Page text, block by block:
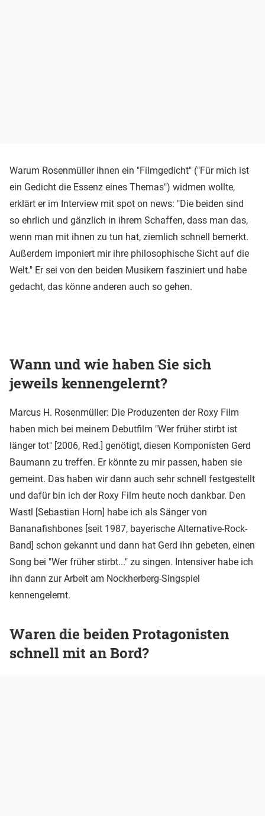
Warum Rosenmüller ihnen ein "Filmgedicht" ("Für mich ist
ein Gedicht die Essenz eines Themas") widmen wollte,
erklärt er im Interview mit spot on news: "Die beiden sind
so ehrlich und gänzlich in ihrem Schaffen, dass man das,
wenn man mit ihnen zu tun hat, ziemlich schnell bemerkt.
Außerdem imponiert mir ihre philosophische Sicht auf die
Welt." Er sei von den beiden Musikern fasziniert und habe
gedacht, das könne anderen auch so gehen.
Wann und wie haben Sie sich
jeweils kennengelernt?
Marcus H. Rosenmüller: Die Produzenten der Roxy Film
haben mich bei meinem Debutfilm "Wer früher stirbt ist
länger tot" [2006, Red.] genötigt, diesen Komponisten Gerd
Baumann zu treffen. Er könnte zu mir passen, haben sie
gemeint. Das haben wir dann auch sehr schnell festgestellt
und dafür bin ich der Roxy Film heute noch dankbar. Den
Wastl [Sebastian Horn] habe ich als Sänger von
Bananafishbones [seit 1987, bayerische Alternative-Rock-
Band] schon gekannt und dann hat Gerd ihn gebeten, einen
Song bei "Wer früher stirbt..." zu singen. Intensiver habe ich
ihn dann zur Arbeit am Nockherberg-Singspiel
kennengelernt.
Waren die beiden Protagonisten
schnell mit an Bord?